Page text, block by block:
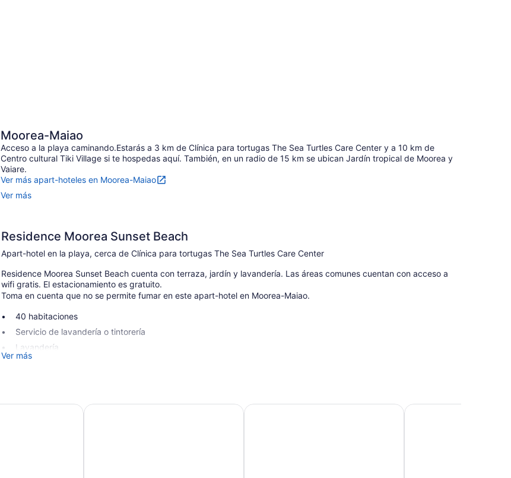
Moorea-Maiao
Acceso a la playa caminando.Estarás a 3 km de Clínica para tortugas The Sea Turtles Care Center y a 10 km de
Centro cultural Tiki Village si te hospedas aquí. También, en un radio de 15 km se ubican Jardín tropical de Moorea y
Vaiare.
Ver más apart-hoteles en Moorea-Maiao
Ver más
Residence Moorea Sunset Beach
Apart-hotel en la playa, cerca de Clínica para tortugas The Sea Turtles Care Center
Residence Moorea Sunset Beach cuenta con terraza, jardín y lavandería. Las áreas comunes cuentan con acceso a
wifi gratis. El estacionamiento es gratuito.
Toma en cuenta que no se permite fumar en este apart-hotel en Moorea-Maiao.
40 habitaciones
Servicio de lavandería o tintorería
Lavandería
Resguardo de equipaje
No se permite fumar en la propiedad
Ver más
Ninamu Pearl Guest House Boutique Hotel Kon Tiki Tahiti Moorea Beach Lodge